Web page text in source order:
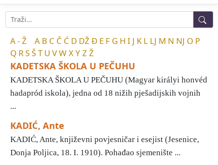
A - Ž A B C Č Ć D DŽ Đ E F G H I J K L LJ M N NJ O P
Q RSŠT U VWXYZ Ž
KADETSKA ŠKOLA U PEČUHU
KADETSKA ŠKOLA U PEČUHU (Magyar királyi honvéd
hadapród iskola), jedna od 18 nižih pješadijskih vojnih
...
KADIĆ, Ante
KADIĆ, Ante, književni povjesničar i esejist (Jesenice,
Donja Poljica, 18. I. 1910). Pohađao sjemenište ...